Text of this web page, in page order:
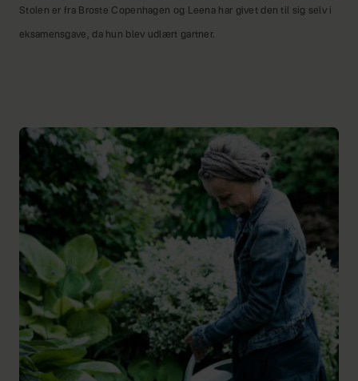
Stolen er fra Broste Copenhagen og Leena har givet den til sig selv i
eksamensgave, da hun blev udlært gartner.